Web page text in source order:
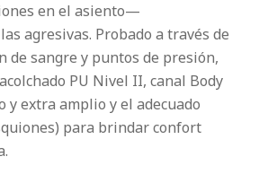
en el asiento—
agresivas. Probado a través de
de sangre y puntos de presión,
PU Nivel II, canal Body
y extra amplio y el adecuado
para brindar confort